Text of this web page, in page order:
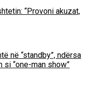
“Provoni akuzat,
në “standby”, ndërsa
si “one-man show”